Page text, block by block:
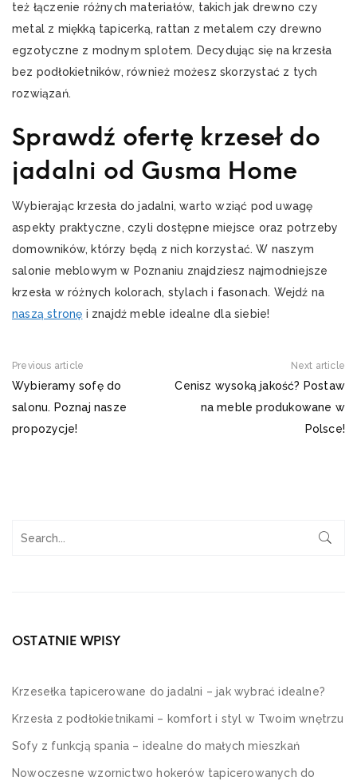
też łączenie różnych materiałów, takich jak drewno czy
metal z miękką tapicerką, rattan z metalem czy drewno
egzotyczne z modnym splotem. Decydując się na krzesła
bez podłokietników, również możesz skorzystać z tych
rozwiązań.
Sprawdź ofertę krzeseł do
jadalni od Gusma Home
Wybierając krzesła do jadalni, warto wziąć pod uwagę
aspekty praktyczne, czyli dostępne miejsce oraz potrzeby
domowników, którzy będą z nich korzystać. W naszym
salonie meblowym w Poznaniu znajdziesz najmodniejsze
krzesła w różnych kolorach, stylach i fasonach. Wejdź na
naszą stronę i znajdź meble idealne dla siebie!
Previous article
Wybieramy sofę do
salonu. Poznaj nasze
propozycje!
Next article
Cenisz wysoką jakość? Postaw
na meble produkowane w
Polsce!
OSTATNIE WPISY
Krzesełka tapicerowane do jadalni – jak wybrać idealne?
Krzesła z podłokietnikami – komfort i styl w Twoim wnętrzu
Sofy z funkcją spania – idealne do małych mieszkań
Nowoczesne wzornictwo hokerów tapicerowanych do